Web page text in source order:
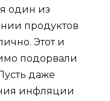
один из
продуктов
Этот и
подорвали
даже
инфляции